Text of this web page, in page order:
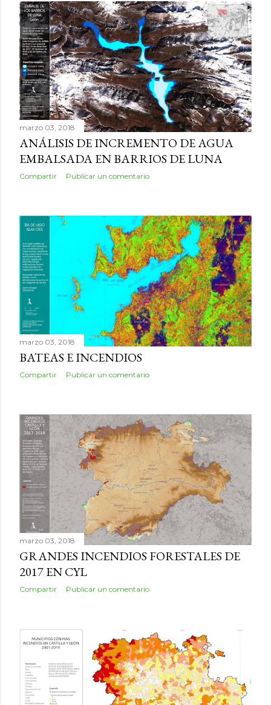
marzo 03, 2018
ANÁLISIS DE INCREMENTO DE AGUA
EMBALSADA EN BARRIOS DE LUNA
Compartir Publicar un comentario
marzo 03, 2018
BATEAS E INCENDIOS
Compartir Publicar un comentario
marzo 03, 2018
GRANDES INCENDIOS FORESTALES DE
2017 EN CYL
Compartir Publicar un comentario